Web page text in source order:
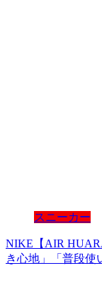
スニーカー
NIKE【AIR
き心地」「普段使